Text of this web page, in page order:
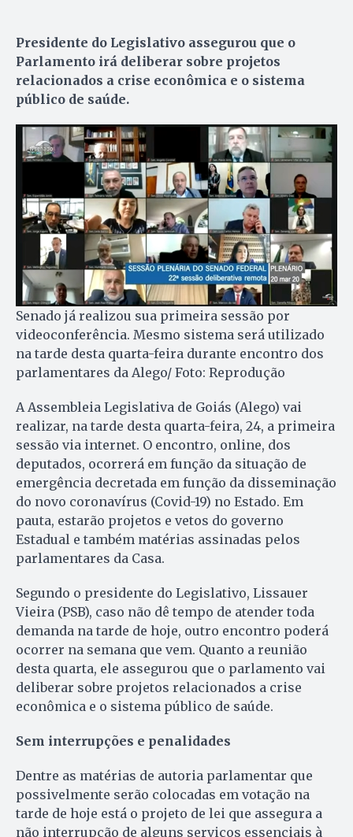
Presidente do Legislativo assegurou que o
Parlamento irá deliberar sobre projetos
relacionados a crise econômica e o sistema
público de saúde.
Senado já realizou sua primeira sessão por
videoconferência. Mesmo sistema será utilizado
na tarde desta quarta-feira durante encontro dos
parlamentares da Alego/ Foto: Reprodução
A Assembleia Legislativa de Goiás (Alego) vai
realizar, na tarde desta quarta-feira, 24, a primeira
sessão via internet. O encontro, online, dos
deputados, ocorrerá em função da situação de
emergência decretada em função da disseminação
do novo coronavírus (Covid-19) no Estado. Em
pauta, estarão projetos e vetos do governo
Estadual e também matérias assinadas pelos
parlamentares da Casa.
Segundo o presidente do Legislativo, Lissauer
Vieira (PSB), caso não dê tempo de atender toda
demanda na tarde de hoje, outro encontro poderá
ocorrer na semana que vem. Quanto a reunião
desta quarta, ele assegurou que o parlamento vai
deliberar sobre projetos relacionados a crise
econômica e o sistema público de saúde.
Sem interrupções e penalidades
Dentre as matérias de autoria parlamentar que
possivelmente serão colocadas em votação na
tarde de hoje está o projeto de lei que assegura a
não interrupção de alguns serviços essenciais à